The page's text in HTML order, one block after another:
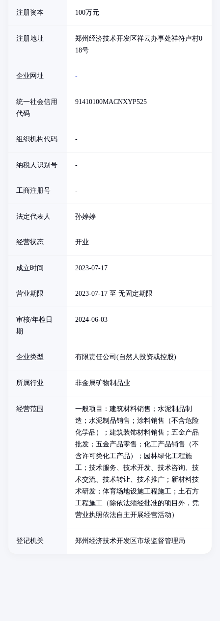
注册资本 100万元
注册地址
郑州经济技术开发区祥云办事处祥符卢村0
18号
企业网址 -
统一社会信用
代码
91410100MACNXYP525
组织机构代码 -
纳税人识别号 -
工商注册号 -
法定代表人 孙婷婷
经营状态 开业
成立时间 2023-07-17
营业期限 2023-07-17 至 无固定期限
审核/年检日
期
2024-06-03
企业类型 有限责任公司(自然人投资或控股)
所属行业 非金属矿物制品业
经营范围
一般项目：建筑材料销售；水泥制品制
造；水泥制品销售；涂料销售（不含危险
化学品）；建筑装饰材料销售；五金产品
批发；五金产品零售；化工产品销售（不
含许可类化工产品）；园林绿化工程施
工；技术服务、技术开发、技术咨询、技
术交流、技术转让、技术推广；新材料技
术研发；体育场地设施工程施工；土石方
工程施工（除依法须经批准的项目外，凭
营业执照依法自主开展经营活动）
登记机关 郑州经济技术开发区市场监督管理局